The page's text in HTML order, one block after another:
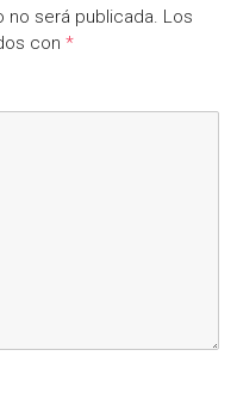
será publicada. Los
con *